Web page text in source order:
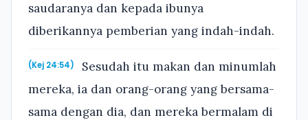
saudaranya dan kepada ibunya
diberikannya pemberian yang indah-indah.
(Kej 24:54)
Sesudah itu makan dan minumlah
mereka, ia dan orang-orang yang bersama-
sama dengan dia, dan mereka bermalam di